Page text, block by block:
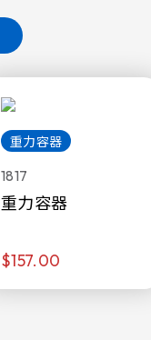
重力容器
1817
重力容器
$157.00